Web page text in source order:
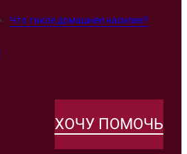
Что такое домашнее насилие?
ХОЧУ ПОМОЧЬ